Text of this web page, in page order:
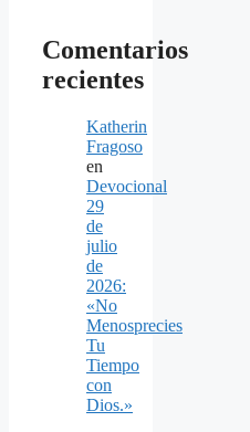
Comentarios
recientes
Katherin
Fragoso
en
Devocional
29
de
julio
de
2026:
«No
Menosprecies
Tu
Tiempo
con
Dios.»